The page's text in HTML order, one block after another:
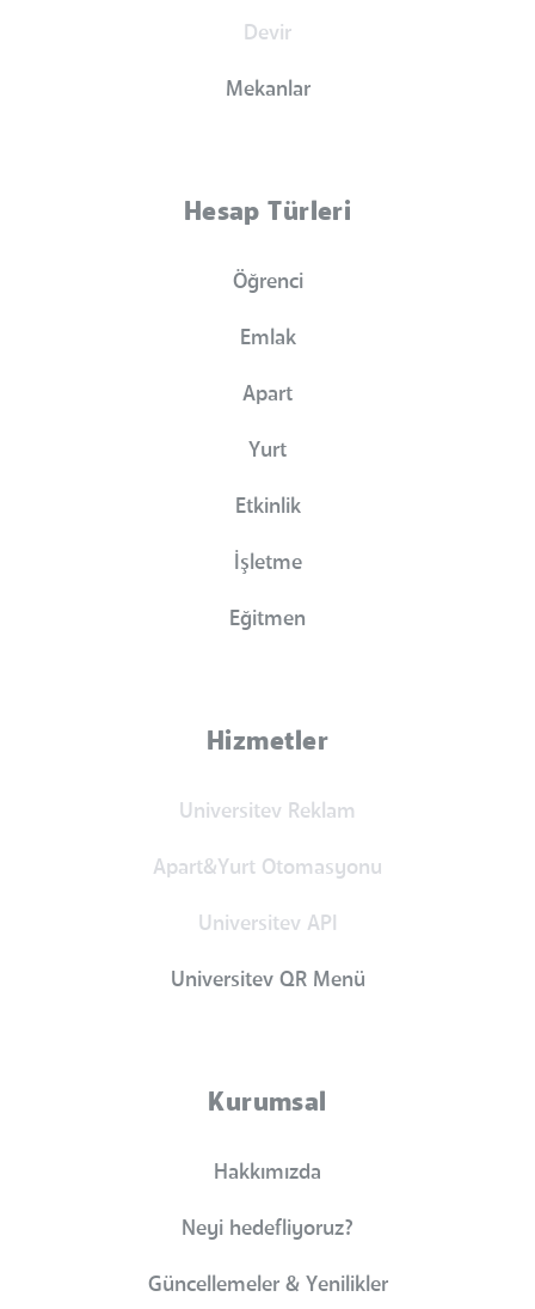
Devir
Mekanlar
Hesap Türleri
Öğrenci
Emlak
Apart
Yurt
Etkinlik
İşletme
Eğitmen
Hizmetler
Universitev Reklam
Apart&Yurt Otomasyonu
Universitev API
Universitev QR Menü
Kurumsal
Hakkımızda
Neyi hedefliyoruz?
Güncellemeler & Yenilikler